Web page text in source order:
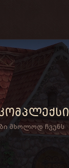
მხოლოდ ჩვენს